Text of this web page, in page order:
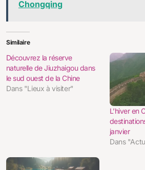
Chongqing
Similaire
Découvrez la réserve
naturelle de Jiuzhaigou dans
le sud ouest de la Chine
Dans "Lieux à visiter"
L’hiver en
janvier
Dans